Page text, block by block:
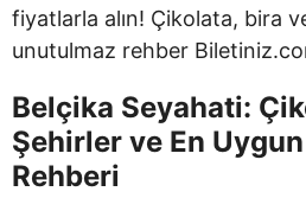
fiyatlarla alın! Çikolata, bira
unutulmaz rehber
Belçika Seyahati:
Şehirler ve En
Rehberi